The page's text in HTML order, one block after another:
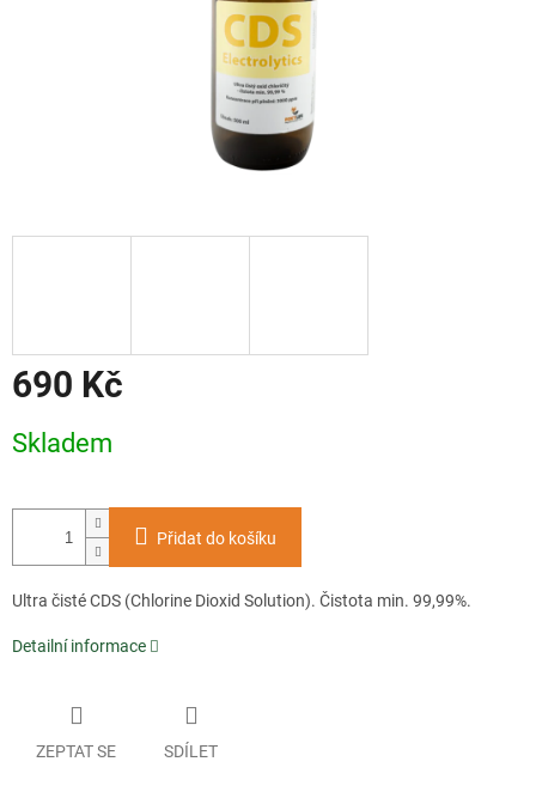
690 Kč
cena:
Skladem
Přidat do košíku
Ultra čisté CDS (Chlorine Dioxid Solution). Čistota min. 99,99%.
Detailní informace
ZEPTAT SE SDÍLET